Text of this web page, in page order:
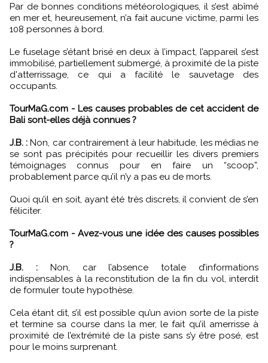
Par de bonnes conditions météorologiques, il s’est abîmé
en mer et, heureusement, n’a fait aucune victime, parmi les
108 personnes à bord.
Le fuselage s’étant brisé en deux à l’impact, l’appareil s’est
immobilisé, partiellement submergé, à proximité de la piste
d'atterrissage, ce qui a facilité le sauvetage des
occupants.
TourMaG.com - Les causes probables de cet accident de
Bali sont-elles déjà connues ?
J.B. : Non, car contrairement à leur habitude, les médias ne
se sont pas précipités pour recueillir les divers premiers
témoignages connus pour en faire un “scoop”,
probablement parce qu’il n’y a pas eu de morts.
Quoi qu’il en soit, ayant été très discrets, il convient de s’en
féliciter.
TourMaG.com - Avez-vous une idée des causes possibles
?
J.B. :Non, car l’absence totale d’informations
indispensables à la reconstitution de la fin du vol, interdit
de formuler toute hypothèse.
Cela étant dit, s’il est possible qu’un avion sorte de la piste
et termine sa course dans la mer, le fait qu’il amerrisse à
proximité de l’extrémité de la piste sans s’y être posé, est
pour le moins surprenant.